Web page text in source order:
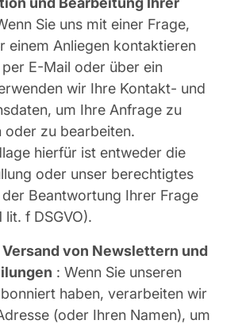
Sie uns mit einer Frage,
einem Anliegen kontaktieren
E-Mail oder über ein
wir Ihre Kontakt- und
um Ihre Anfrage zu
oder zu bearbeiten.
hierfür ist entweder die
oder unser berechtigtes
Beantwortung Ihrer Frage
lit. f DSGVO).
von Newslettern und
: Wenn Sie unseren
haben, verarbeiten wir
(oder Ihren Namen), um